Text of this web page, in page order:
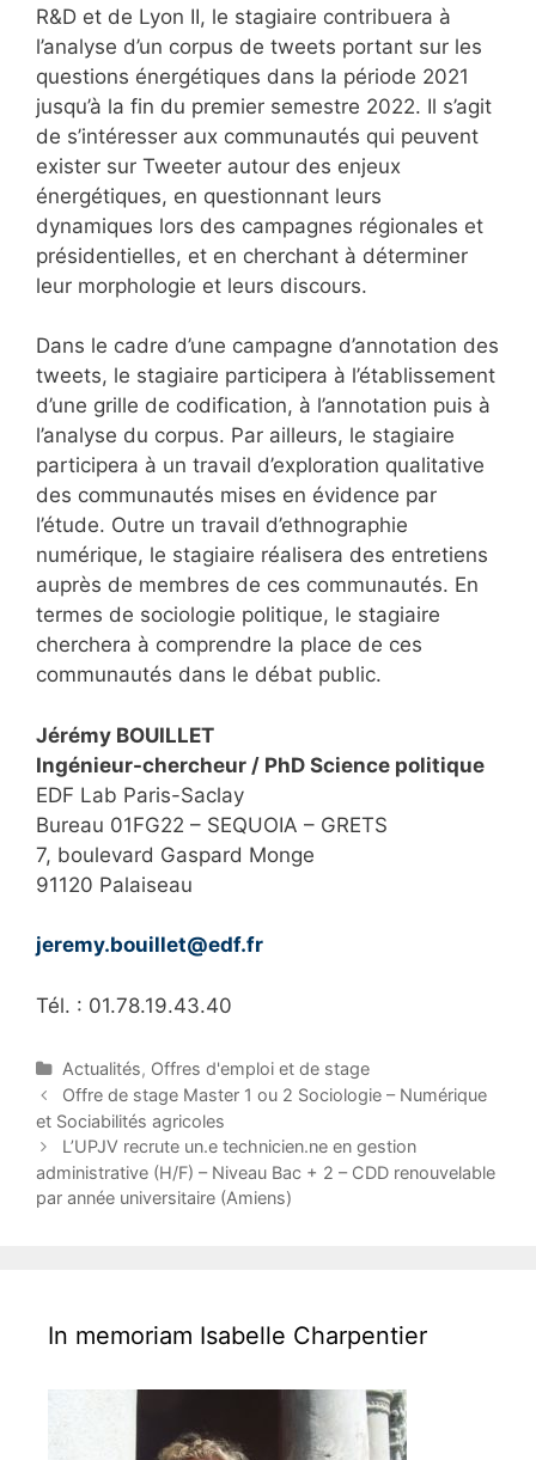
R&D et de Lyon II, le stagiaire contribuera à
l’analyse d’un corpus de tweets portant sur les
questions énergétiques dans la période 2021
jusqu’à la fin du premier semestre 2022. Il s’agit
de s’intéresser aux communautés qui peuvent
exister sur Tweeter autour des enjeux
énergétiques, en questionnant leurs
dynamiques lors des campagnes régionales et
présidentielles, et en cherchant à déterminer
leur morphologie et leurs discours.
Dans le cadre d’une campagne d’annotation des
tweets, le stagiaire participera à l’établissement
d’une grille de codification, à l’annotation puis à
l’analyse du corpus. Par ailleurs, le stagiaire
participera à un travail d’exploration qualitative
des communautés mises en évidence par
l’étude. Outre un travail d’ethnographie
numérique, le stagiaire réalisera des entretiens
auprès de membres de ces communautés. En
termes de sociologie politique, le stagiaire
cherchera à comprendre la place de ces
communautés dans le débat public.
Jérémy BOUILLET
Ingénieur-chercheur / PhD Science politique
EDF Lab Paris-Saclay
Bureau 01FG22 – SEQUOIA – GRETS
7, boulevard Gaspard Monge
91120 Palaiseau
jeremy.bouillet@edf.fr
Tél. : 01.78.19.43.40
C
a
t
e
g
o
Actualités, Offres d'emploi et de stage
P
o
s
t
n
Offre de stage Master 1 ou 2 Sociologie – Numérique
et Sociabilités agricoles
L’UPJV recrute un.e technicien.ne en gestion
administrative (H/F) – Niveau Bac + 2 – CDD renouvelable
par année universitaire (Amiens)
In memoriam Isabelle Charpentier